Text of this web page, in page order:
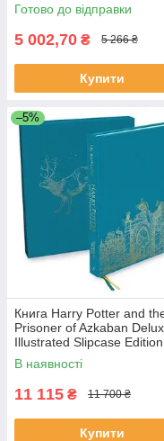
Готово до відправки
5 002,70 ₴ 5 266 ₴
Купити
–5%
Книга Harry Potter and
Prisoner of Azkaban
Illustrated Slipcase Edition
художня література
В наявності
11 115 ₴ 11 700 ₴
Купити